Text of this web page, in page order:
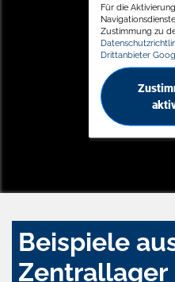
Für die
Zustimmung zu
Drittanbieter
Beispiele
Zentrallager